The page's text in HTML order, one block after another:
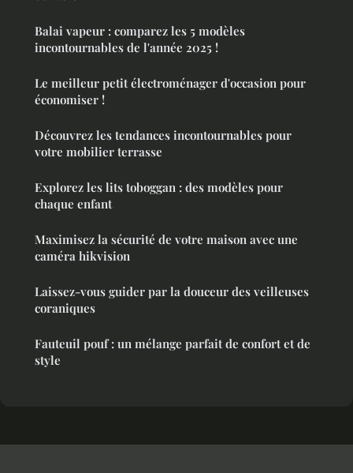
Balai vapeur : comparez les 5 modèles
incontournables de l'année 2025 !
Le meilleur petit électroménager d'occasion pour
économiser !
Découvrez les tendances incontournables pour
votre mobilier terrasse
Explorez les lits toboggan : des modèles pour
chaque enfant
Maximisez la sécurité de votre maison avec une
caméra hikvision
Laissez-vous guider par la douceur des veilleuses
coraniques
Fauteuil pouf : un mélange parfait de confort et de
style